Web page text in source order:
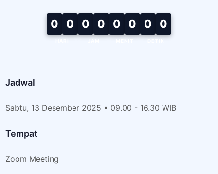
0 0
HARI
0 0
JAM
0 0
MENIT
0 0
DETIK
Jadwal
Sabtu, 13 Desember 2025 • 09.00 - 16.30 WIB
Tempat
Zoom Meeting